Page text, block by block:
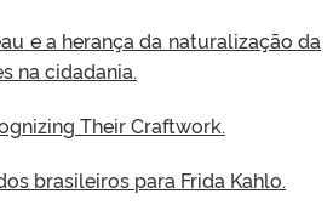
e a herança da naturalização da
na cidadania.
Their Craftwork.
brasileiros para Frida Kahlo.